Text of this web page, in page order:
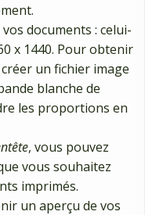
vos documents : celui-
x 1440. Pour obtenir
un fichier image
blanche de
les proportions en
, vous pouvez
vous souhaitez
imprimés.
un aperçu de vos